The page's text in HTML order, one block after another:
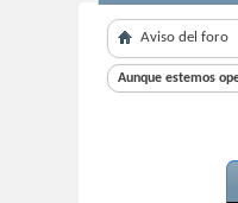
Aviso del foro
Aunque estemos